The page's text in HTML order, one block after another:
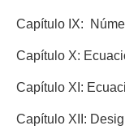
Capítulo IX:
Capítulo X:
Capítulo XI:
Capítulo XII: